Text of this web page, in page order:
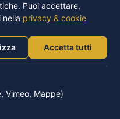
sulla privacy
93016260502 |
Puoi accettare,
privacy & cookie
Accetta tutti
Vimeo, Mappe)